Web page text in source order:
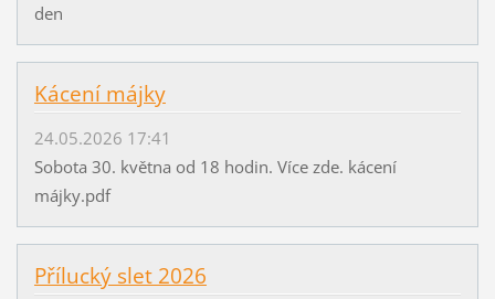
den
Kácení májky
24.05.2026 17:41
Sobota 30. května od 18 hodin. Více zde. kácení
májky.pdf
Přílucký slet 2026